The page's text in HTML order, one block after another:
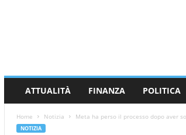
ATTUALITÀ FINANZA POLITICA
Home Notizia Meta ha perso il processo dopo aver
NOTIZIA